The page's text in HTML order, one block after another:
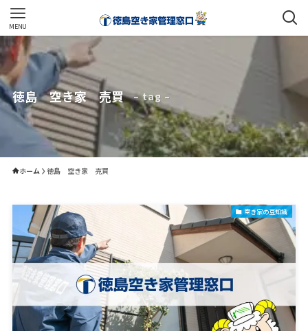
MENU
徳島 空き家 売買 – tag –
ホーム 徳島 空き家 売買
空き家の豆知識